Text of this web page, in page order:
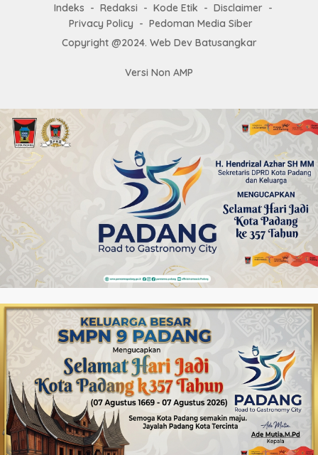
Indeks Redaksi Kode Etik
Disclaimer
Privacy Policy
Pedoman Media Siber
Copyright @2024. Web Dev Batusangkar
Versi Non AMP